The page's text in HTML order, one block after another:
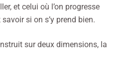
et celui où l’on progresse
si on s’y prend bien.
sur deux dimensions, la